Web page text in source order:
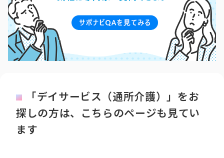
「デイサービス（通所介護）」をお
探しの方は、こちらのページも見てい
ます